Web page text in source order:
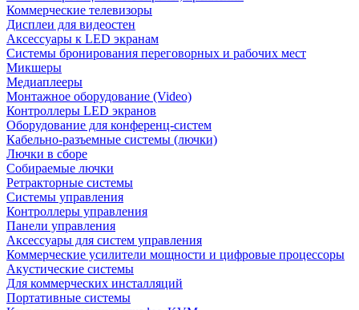
Коммерческие телевизоры
Дисплеи для видеостен
Аксессуары к LED экранам
Системы бронирования переговорных и рабочих мест
Микшеры
Медиаплееры
Монтажное оборудование (Video)
Контроллеры LED экранов
Оборудование для конференц-систем
Кабельно-разъемные системы (лючки)
Лючки в сборе
Собираемые лючки
Ретракторные системы
Системы управления
Контроллеры управления
Панели управления
Аксессуары для систем управления
Коммерческие усилители мощности и цифровые процессоры
Акустические системы
Для коммерческих инсталляций
Портативные системы